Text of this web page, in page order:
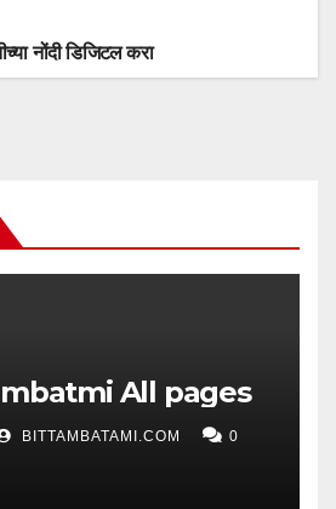
नोंदी डिजिटल करा
Bitambatmi All pages
BITTAMBATAMI.COM 0